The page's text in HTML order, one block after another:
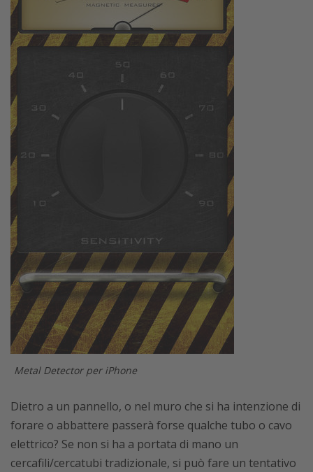
Metal Detector per iPhone
Dietro a un pannello, o nel muro che si ha intenzione di
forare o abbattere passerà forse qualche tubo o cavo
elettrico? Se non si ha a portata di mano un
cercafili/cercatubi tradizionale, si può fare un tentativo